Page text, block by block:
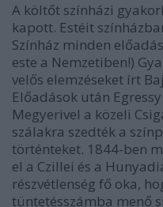
A költőt színházi
kapott. Estéit
Színház minden
este a Nemzetiben!)
velős elemzéseket írt
Előadások után
Megyerivel a közeli
szálakra szedték a
történteket. 1844-ben
el a Czillei és a
részvétlenség fő oka,
tüntetésszámba menő